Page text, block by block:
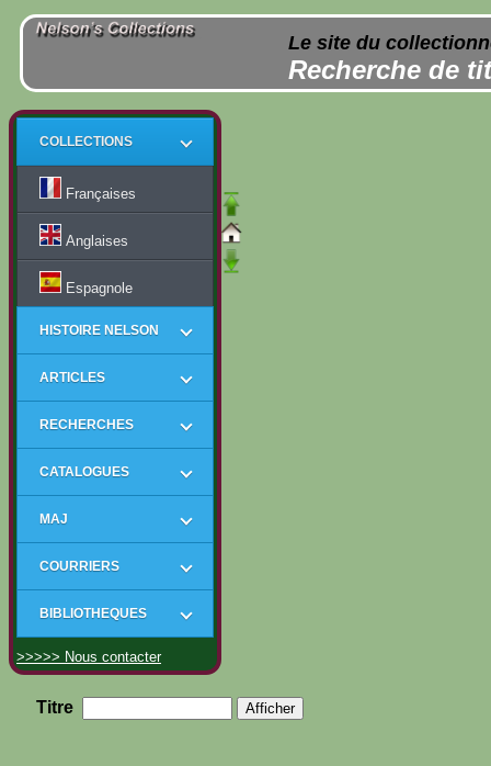
Le site du
Recherche de
COLLECTIONS
Françaises
Anglaises
Espagnole
HISTOIRE NELSON
ARTICLES
RECHERCHES
CATALOGUES
MAJ
COURRIERS
BIBLIOTHEQUES
>>>>> Nous contacter
Titre